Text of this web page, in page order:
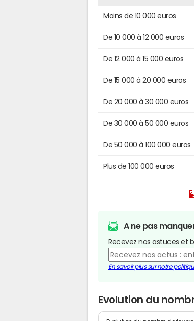
Moins de 10 000 euros
De 10 000 à 12 000 euros
De 12 000 à 15 000 euros
De 15 000 à 20 000 euros
De 20 000 à 30 000 euros
De 30 000 à 50 000 euros
De 50 000 à 100 000 euros
Plus de 100 000 euros
A ne pas
Recevez nos astuces et
En savoir plus sur notre
Evolution du